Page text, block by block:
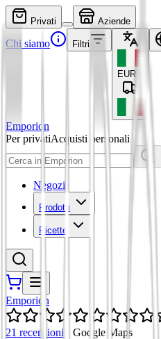
Privati Aziende
Chi siamo Filtri
EUR
Emporion
Per privatiAcquisti personali
Negozi
Prodotti
Ricette
Emporion
21 recensioni
Google Maps